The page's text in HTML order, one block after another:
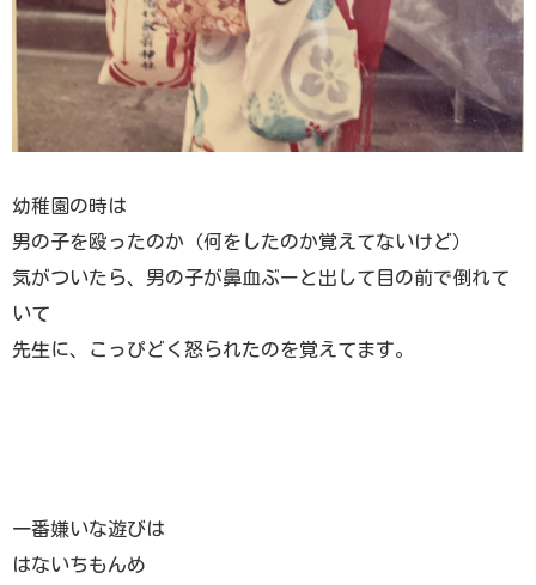
幼稚園の時は
男の子を殴ったのか（何をしたのか覚えてないけど）
気がついたら、男の子が鼻血ぶーと出して目の前で倒れて
いて
先生に、こっぴどく怒られたのを覚えてます。
一番嫌いな遊びは
はないちもんめ